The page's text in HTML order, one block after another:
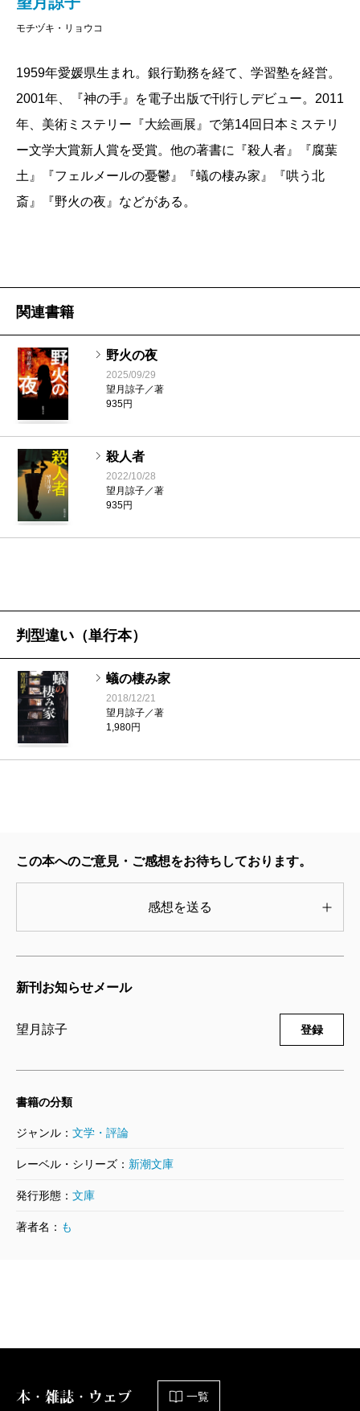
ングルマザーのもとに生まれ、七歳離れた妹の面倒を
いていく一万円札が一家の唯一の収入源。
〈中学に上がると、母親は末男に「金を稼いでこい」
と言った。新聞配達をするというと叩かれた。駅前の
駐輪場から自転車を取ってこい、それが嫌なら商店街
で万引してこいとわめいた。（中略）勉強をしていた
ら仲間には小突かれた。相手が自分と同じようにクズ
面目に働きはじめる。だが、母親が大きな借金を作
り、末男はその借金取りから「うちの仕事を手伝わな
いか」と誘われる。あがいてもあがいても犯罪から抜
け出せない無間地獄……。
もっとも、このあと、末男は小説の表舞台からしば
らく姿を消す。『蟻の棲み家』の焦点は、中野区東中
野で二人の若い女性が相次いで射殺された事件。被害
者は二十七歳の風俗嬢と、出会い系掲示板で客をさが
す二十二歳。ともに幼い子を持つ母親だが、育児放棄
小説の主人公は、フリー記者、木部美智子。仕事
柄、殺人事件の情報も入ってくるが、いま彼女が追っ
ているのはもっと地味なネタ――蒲田にある弁当詰め
工場の気弱な工場長が、タチの悪いクレーマーから継
続的に恐喝されている事件だった。恐喝は次第にエス
カレートし、「お前のところのパートの娘を誘拐し
てんだ、てめぇ、誘拐だぞ」と怒鳴りつける。
な脅迫へと発展し、被害者もジャーナリストも警察も
この脅迫は、しかし、やがて射殺事件と結びつき、様
小説のテーマは、格差社会と子育て。教育もスキル
もない女たちはつながりを求めて体を売り、〈普通は
遊ぶと金は減る。でも売春は、遊んでいるつもりなの
設に預けたまま殺された被害者の母親は、死んだ娘の
ことを疫病神と言い放つ。
とはいえ本書の眼目は、社会の底辺を描くことでは
て二千万の借金をつくり、ヤクザのとりたてに追われ
ていた。切羽詰まった翼は、女を使って手っとり早く
金をつくる方法を思いつく。末男と翼、何から何まで
モチヅキ・リョウコ
1959年愛媛県生まれ。銀行勤務を経て、学習塾を経営。
2001年、『神の手』を電子出版で刊行しデビュー。2011
年、美術ミステリー『大絵画展』で第14回日本ミステリ
ー文学大賞新人賞を受賞。他の著書に『殺人者』『腐葉
土』『フェルメールの憂鬱』『蟻の棲み家』『哄う北
斎』『野火の夜』などがある。
関連書籍
野火の夜
2025/09/29
望月諒子／著
935円
殺人者
2022/10/28
望月諒子／著
935円
判型違い（単行本）
蟻の棲み家
2018/12/21
望月諒子／著
1,980円
この本へのご意見・ご感想をお待ちしております。
感想を送る
新刊お知らせメール
望月諒子 登録
書籍の分類
ジャンル： 文学・評論
レーベル・シリーズ： 新潮文庫
発行形態： 文庫
著者名： も
本・雑誌・ウェブ 一覧